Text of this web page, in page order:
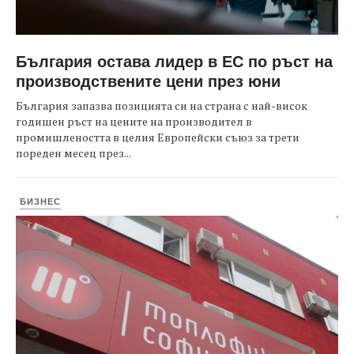
България остава лидер в ЕС по ръст на
производствените цени през юни
България запазва позицията си на страна с най-висок
годишен ръст на цените на производител в
промишлеността в целия Европейски съюз за трети
пореден месец през...
БИЗНЕС